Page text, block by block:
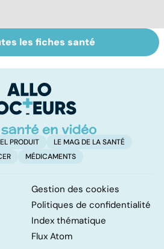
Dérèglement
hormonal : et si
surrénales ?
les fiches santé
PRODUIT
LE MAG DE LA SANTÉ
MÉDICAMENTS
Gestion des cookies
Politiques de confidentialité
Index thématique
Flux Atom